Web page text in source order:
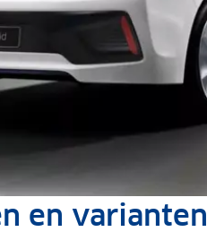
en varianten